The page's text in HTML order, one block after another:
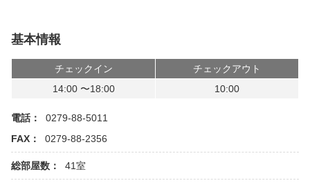
基本情報
チェックイン
チェックアウト
14:00 〜18:00
10:00
電話：
0279-88-5011
FAX：
0279-88-2356
総部屋数： 41室